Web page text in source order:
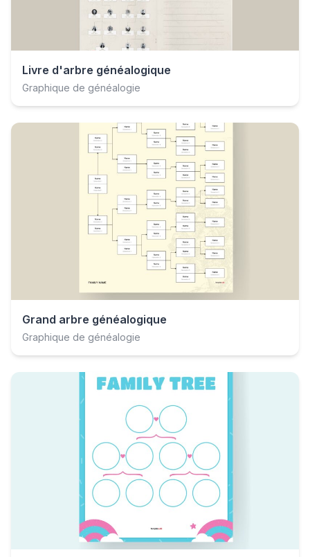
Livre d'arbre généalogique
Graphique de généalogie
Grand arbre généalogique
Graphique de généalogie